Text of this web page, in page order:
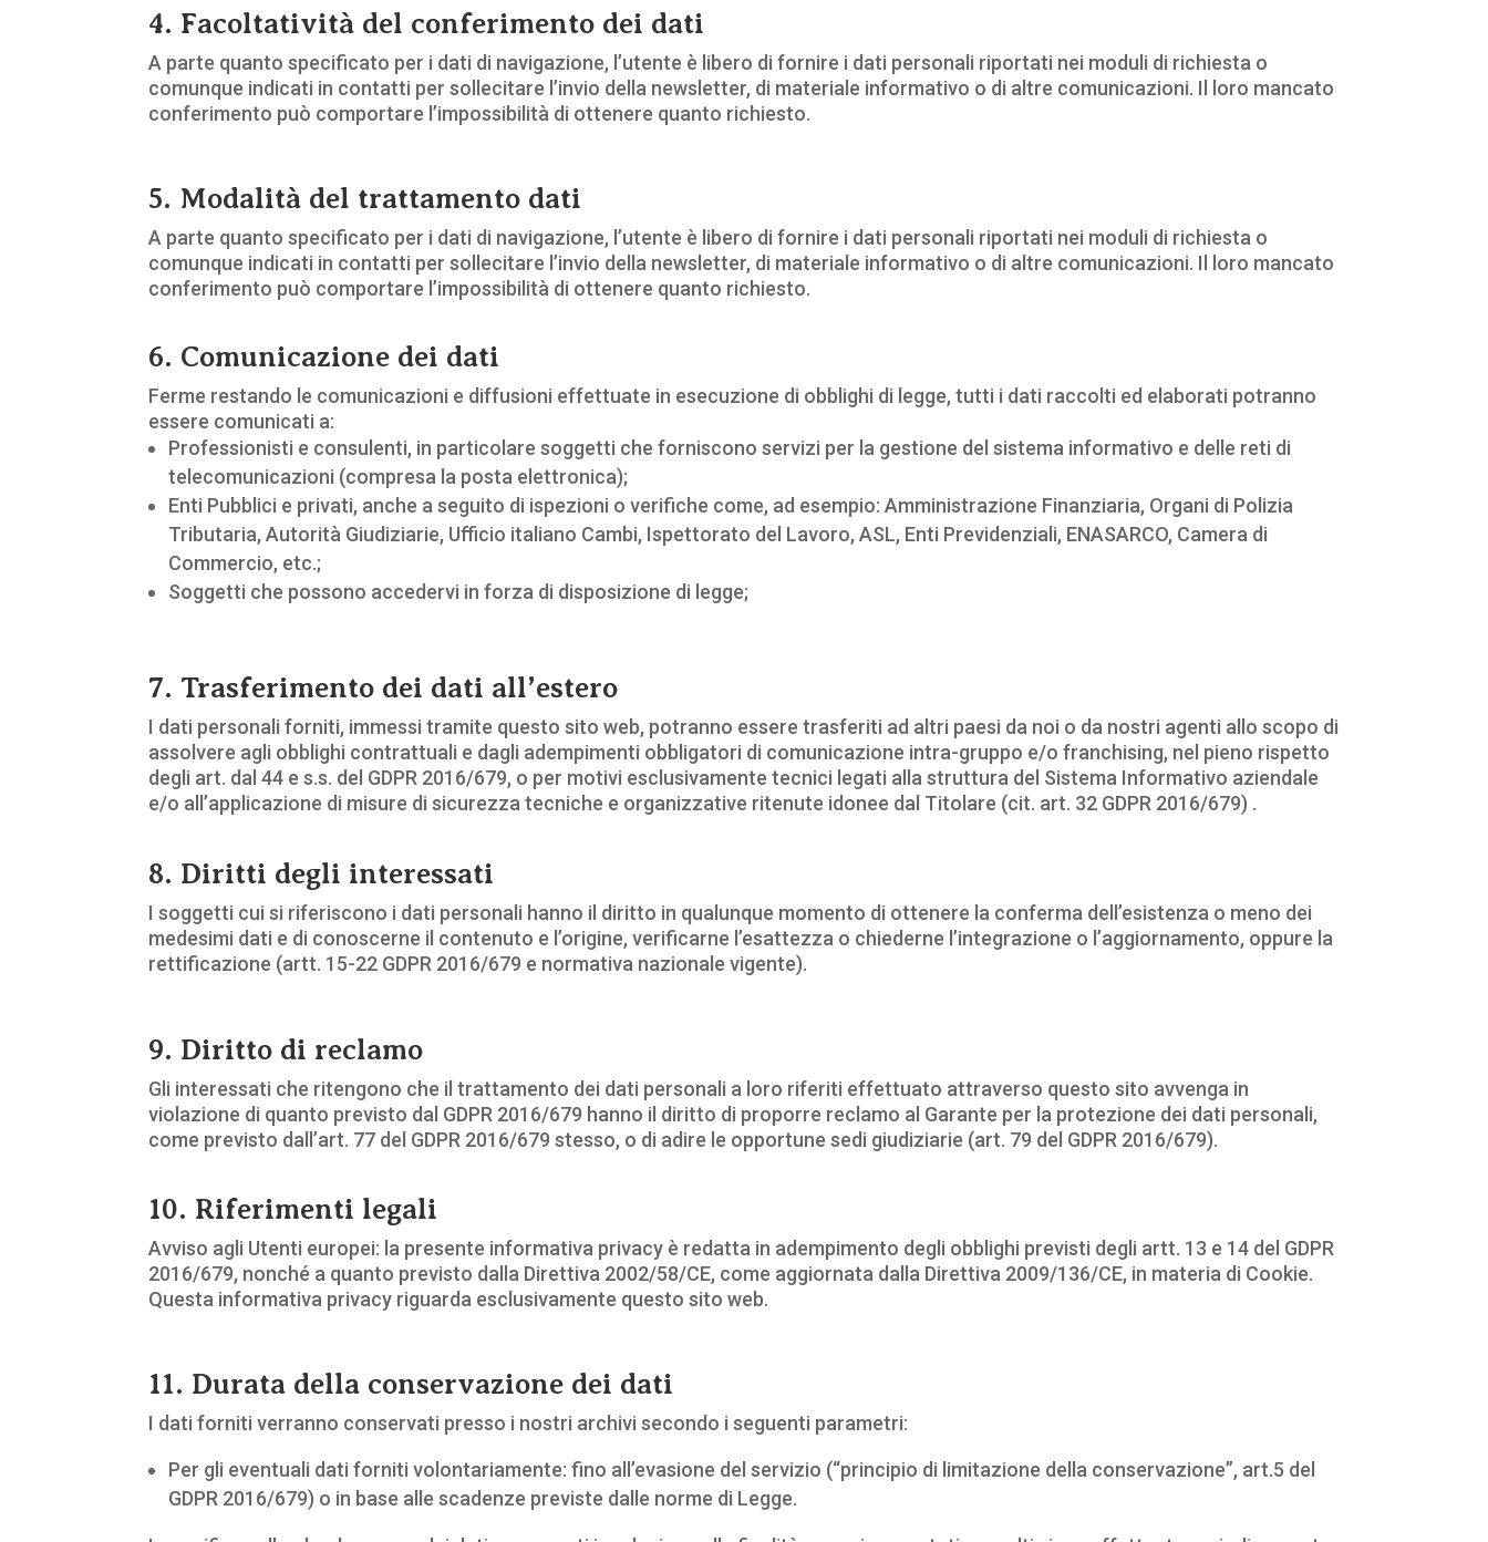
4. Facoltatività del conferimento dei dati
A parte quanto specificato per i dati di navigazione, l’utente è libero di fornire i dati personali riportati nei moduli di richiesta o
comunque indicati in contatti per sollecitare l’invio della newsletter, di materiale informativo o di altre comunicazioni. Il loro mancato
conferimento può comportare l’impossibilità di ottenere quanto richiesto.
5. Modalità del trattamento dati
A parte quanto specificato per i dati di navigazione, l’utente è libero di fornire i dati personali riportati nei moduli di richiesta o
comunque indicati in contatti per sollecitare l’invio della newsletter, di materiale informativo o di altre comunicazioni. Il loro mancato
conferimento può comportare l’impossibilità di ottenere quanto richiesto.
6. Comunicazione dei dati
Ferme restando le comunicazioni e diffusioni effettuate in esecuzione di obblighi di legge, tutti i dati raccolti ed elaborati potranno
essere comunicati a:
Professionisti e consulenti, in particolare soggetti che forniscono servizi per la gestione del sistema informativo e delle reti di
telecomunicazioni (compresa la posta elettronica);
Enti Pubblici e privati, anche a seguito di ispezioni o verifiche come, ad esempio: Amministrazione Finanziaria, Organi di Polizia
Tributaria, Autorità Giudiziarie, Ufficio italiano Cambi, Ispettorato del Lavoro, ASL, Enti Previdenziali, ENASARCO, Camera di
Commercio, etc.;
Soggetti che possono accedervi in forza di disposizione di legge;
7. Trasferimento dei dati all’estero
I dati personali forniti, immessi tramite questo sito web, potranno essere trasferiti ad altri paesi da noi o da nostri agenti allo scopo di
assolvere agli obblighi contrattuali e dagli adempimenti obbligatori di comunicazione intra-gruppo e/o franchising, nel pieno rispetto
degli art. dal 44 e s.s. del GDPR 2016/679, o per motivi esclusivamente tecnici legati alla struttura del Sistema Informativo aziendale
e/o all’applicazione di misure di sicurezza tecniche e organizzative ritenute idonee dal Titolare (cit. art. 32 GDPR 2016/679) .
8. Diritti degli interessati
I soggetti cui si riferiscono i dati personali hanno il diritto in qualunque momento di ottenere la conferma dell’esistenza o meno dei
medesimi dati e di conoscerne il contenuto e l’origine, verificarne l’esattezza o chiederne l’integrazione o l’aggiornamento, oppure la
rettificazione (artt. 15-22 GDPR 2016/679 e normativa nazionale vigente).
9. Diritto di reclamo
Gli interessati che ritengono che il trattamento dei dati personali a loro riferiti effettuato attraverso questo sito avvenga in
violazione di quanto previsto dal GDPR 2016/679 hanno il diritto di proporre reclamo al Garante per la protezione dei dati personali,
come previsto dall’art. 77 del GDPR 2016/679 stesso, o di adire le opportune sedi giudiziarie (art. 79 del GDPR 2016/679).
10. Riferimenti legali
Avviso agli Utenti europei: la presente informativa privacy è redatta in adempimento degli obblighi previsti degli artt. 13 e 14 del GDPR
2016/679, nonché a quanto previsto dalla Direttiva 2002/58/CE, come aggiornata dalla Direttiva 2009/136/CE, in materia di Cookie.
Questa informativa privacy riguarda esclusivamente questo sito web.
11. Durata della conservazione dei dati
I dati forniti verranno conservati presso i nostri archivi secondo i seguenti parametri:
Per gli eventuali dati forniti volontariamente: fino all’evasione del servizio (“principio di limitazione della conservazione”, art.5 del
GDPR 2016/679) o in base alle scadenze previste dalle norme di Legge.